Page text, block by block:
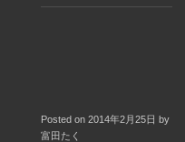
Posted on 2014年2月25日 by
富田たく